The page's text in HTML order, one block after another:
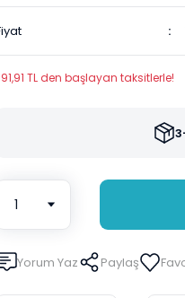
TL den başlayan taksitlerle!
Yorum Yaz Paylaş